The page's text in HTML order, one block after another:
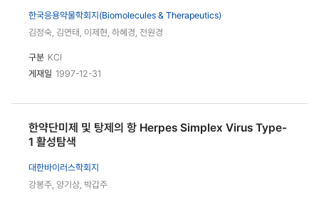
한국응용약물학회지(Biomolecules & Therapeutics)
김정숙, 김연태, 이제현, 하혜경, 전원경
구분 KCI
게재일 1997-12-31
한약단미제 및 탕제의 항 Herpes Simplex Virus Type-
1 활성탐색
대한바이러스학회지
강봉주, 양기상, 박갑주